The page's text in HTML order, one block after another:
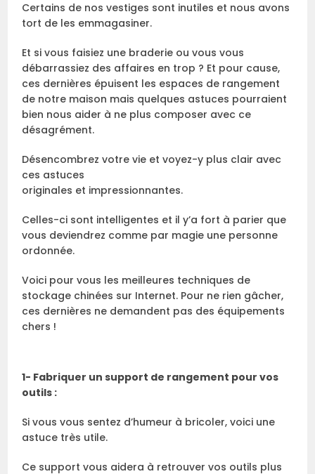
Certains de nos vestiges sont inutiles et nous avons
tort de les emmagasiner.
Et si vous faisiez une braderie ou vous vous
débarrassiez des affaires en trop ? Et pour cause,
ces dernières épuisent les espaces de rangement
de notre maison mais quelques astuces pourraient
bien nous aider à ne plus composer avec ce
désagrément.
Désencombrez votre vie et voyez-y plus clair avec
ces astuces
originales et impressionnantes.
Celles-ci sont intelligentes et il y’a fort à parier que
vous deviendrez comme par magie une personne
ordonnée.
Voici pour vous les meilleures techniques de
stockage chinées sur Internet. Pour ne rien gâcher,
ces dernières ne demandent pas des équipements
chers !
1- Fabriquer un support de rangement pour vos
outils :
Si vous vous sentez d’humeur à bricoler, voici une
astuce très utile.
Ce support vous aidera à retrouver vos outils plus